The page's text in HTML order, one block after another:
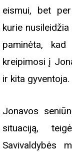
eismui, bet
kurie
paminėta, kad
kreipimosi į
ir kita gyventoja.
Jonavos
situaciją,
Savivaldybės